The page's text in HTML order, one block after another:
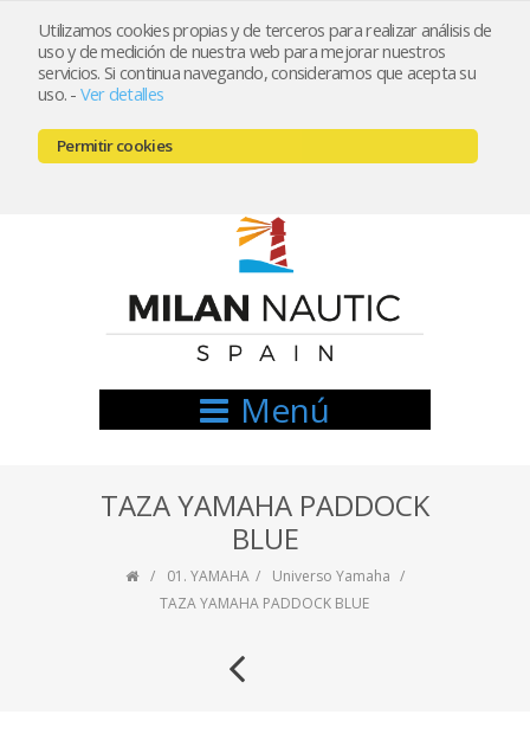
Utilizamos cookies propias y de terceros para realizar análisis de
uso y de medición de nuestra web para mejorar nuestros
servicios. Si continua navegando, consideramos que acepta su
uso. - Ver detalles
Permitir cookies
Registrarse Mi cuenta
666521122 // 654999333
Menú
TAZA YAMAHA PADDOCK
BLUE
01. YAMAHA
Universo Yamaha
TAZA YAMAHA PADDOCK BLUE